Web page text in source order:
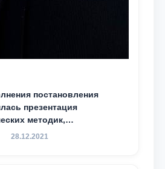
постановления
презентация
методик,
ТГЮУ
28.12.2021